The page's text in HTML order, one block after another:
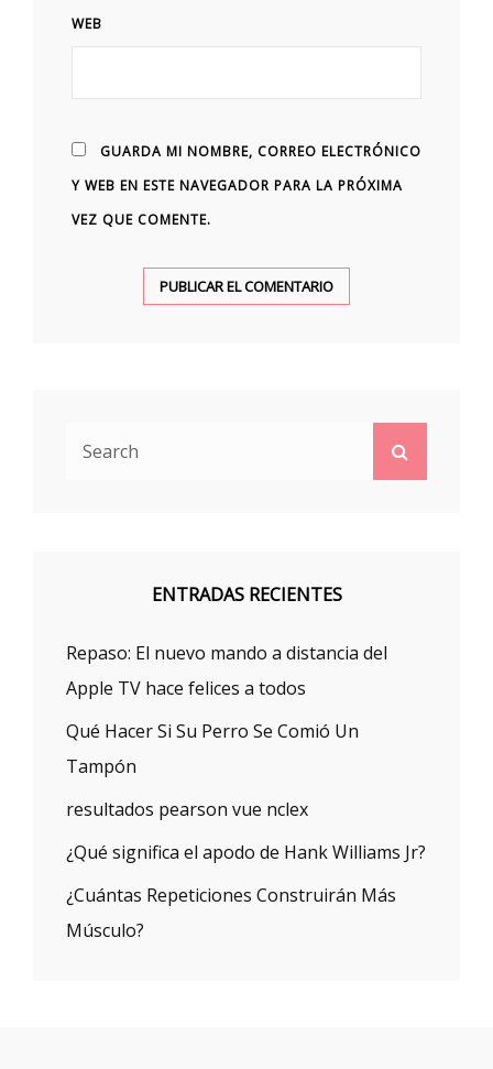
WEB
GUARDA MI NOMBRE, CORREO ELECTRÓNICO
Y WEB EN ESTE NAVEGADOR PARA LA PRÓXIMA
VEZ QUE COMENTE.
ENTRADAS RECIENTES
Repaso: El nuevo mando a distancia del
Apple TV hace felices a todos
Qué Hacer Si Su Perro Se Comió Un
Tampón
resultados pearson vue nclex
¿Qué significa el apodo de Hank Williams Jr?
¿Cuántas Repeticiones Construirán Más
Músculo?